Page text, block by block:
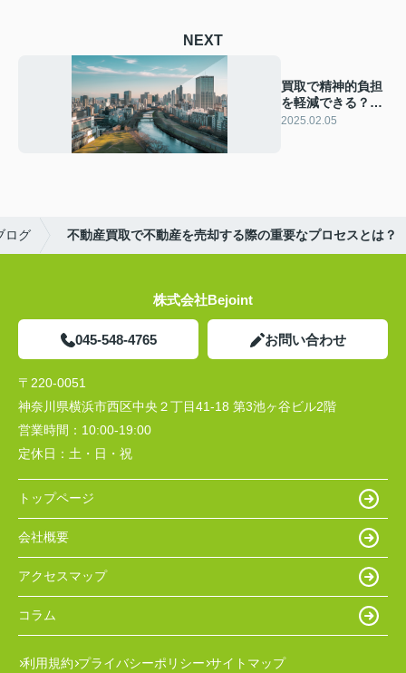
NEXT
買取で精神的負担
を軽減できる？不
動産売却のポイン
2025.02.05
ログ 不動産買取で不動産を売却する際の重要なプロセスとは？
株式会社Bejoint
045-548-4765 お問い合わせ
〒220-0051
神奈川県横浜市西区中央２丁目41-18 第3池ヶ谷ビル2階
営業時間： 10:00-19:00
定休日： 土・日・祝
トップページ
会社概要
アクセスマップ
コラム
利用規約 プライバシーポリシー サイトマップ